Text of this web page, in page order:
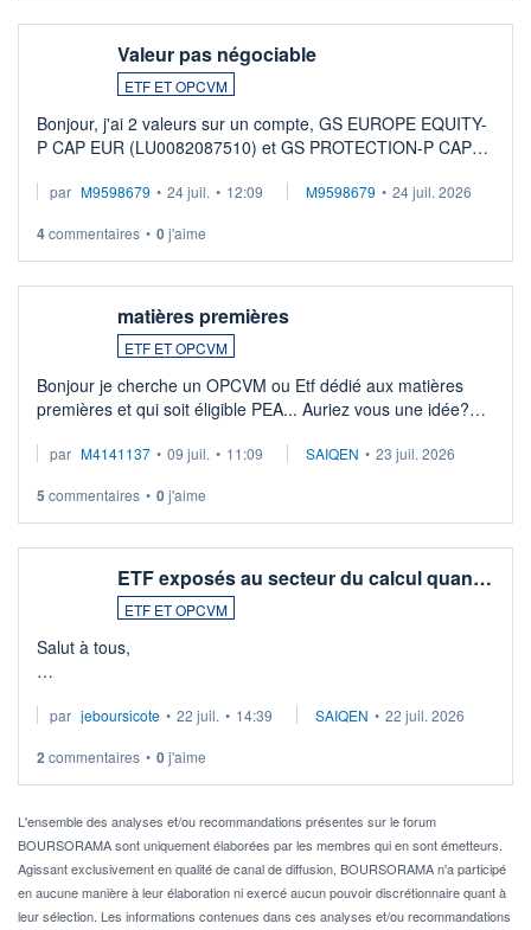
Valeur pas négociable
ETF ET OPCVM
Bonjour, j'ai 2 valeurs sur un compte, GS EUROPE EQUITY-
P CAP EUR (LU0082087510) et GS PROTECTION-P CAP
veux procéder à la vente, on me signale ...
par M9598679 • 24 juil. • 12:09 M9598679 • 24 juil. 2026
4commentaires • 0j'aime
matières premières
ETF ET OPCVM
Bonjour je cherche un OPCVM ou Etf dédié aux matières
premières et qui soit éligible PEA... Auriez vous une idée?
par M4141137 • 09 juil. • 11:09 SAIQEN • 23 juil. 2026
5 commentaires • 0j'aime
ETF exposés au secteur du calcul quan…
ETF ET OPCVM
Salut à tous,
via un ETF plutôt que des actions individuelles.
Idéalement, je voudrais qu'il soit éligible au PEA.
Pour l' ...
par jeboursicote • 22 juil. • 14:39 SAIQEN • 22 juil. 2026
2 commentaires • 0j'aime
L'ensemble des analyses et/ou recommandations présentes sur le forum
BOURSORAMA sont uniquement élaborées par les membres qui en sont émetteurs.
Agissant exclusivement en qualité de canal de diffusion, BOURSORAMA n'a participé
en aucune manière à leur élaboration ni exercé aucun pouvoir discrétionnaire quant à
leur sélection. Les informations contenues dans ces analyses et/ou recommandations